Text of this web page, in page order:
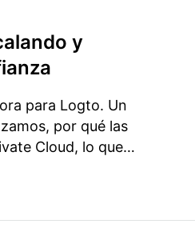
y
para Logto. Un
por qué las
Cloud, lo que